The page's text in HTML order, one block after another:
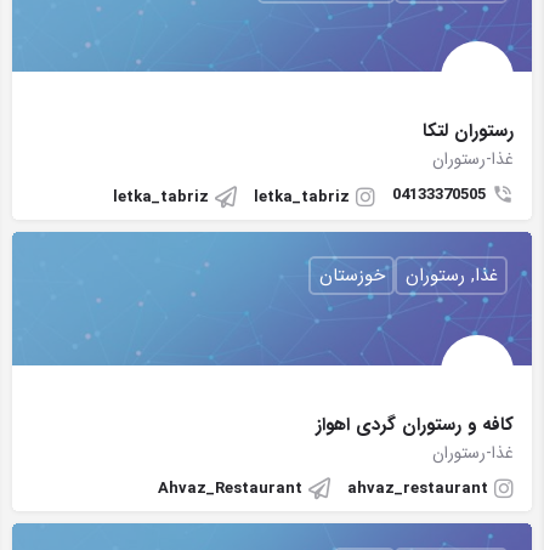
رستوران لتكا
غذا-رستوران
04133370505
letka_tabriz
letka_tabriz
کافه و رستوران گردی اهواز
غذا-رستوران
ahvaz_restaurant
Ahvaz_Restaurant
غذا, رستوران خوزستان